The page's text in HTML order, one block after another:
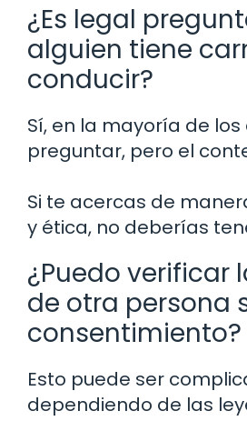
¿Es legal
alguien tiene
conducir?
Sí, en la mayoría de
preguntar, pero el
Si te acercas de
y ética, no deberías
¿Puedo verificar
de otra persona
consentimiento?
Esto puede ser
dependiendo de las